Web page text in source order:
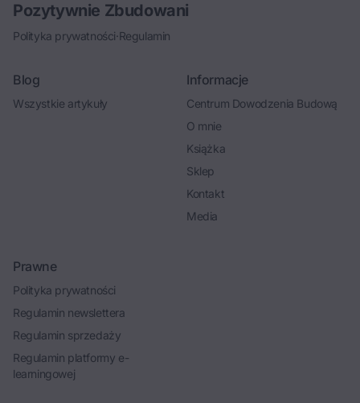
Pozytywnie Zbudowani
Polityka prywatności·Regulamin
Blog
Wszystkie artykuły
Informacje
Centrum Dowodzenia Budową
O mnie
Książka
Sklep
Kontakt
Media
Prawne
Polityka prywatności
Regulamin newslettera
Regulamin sprzedaży
Regulamin platformy e-
learningowej